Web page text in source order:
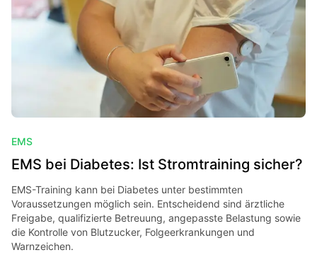
EMS
EMS bei Diabetes: Ist Stromtraining sicher?
EMS-Training kann bei Diabetes unter bestimmten
Voraussetzungen möglich sein. Entscheidend sind ärztliche
Freigabe, qualifizierte Betreuung, angepasste Belastung sowie
die Kontrolle von Blutzucker, Folgeerkrankungen und
Warnzeichen.